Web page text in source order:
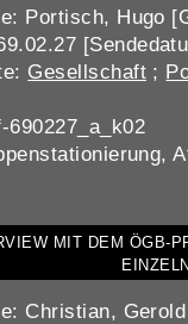
Portisch, Hugo
Gesellschaft ;
690227_a_k02
MIT DEM ÖGB-
Christian,